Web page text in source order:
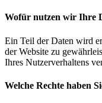
Wofür nutzen wir Ihre
Ein Teil der Daten wird
der Website zu
Ihres Nutzerverhaltens
Welche Rechte haben